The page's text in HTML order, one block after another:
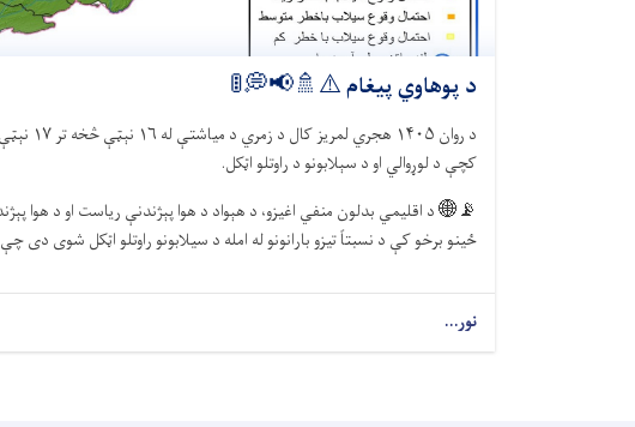
د پوهاوي پیغام ⚠️🚿📢💭🚦
د روان ۱۴۰۵ هجري لمریز کال د زمري د میاشتې له ۱۶ نېټې څخه تر ۱۷
کچې د لوړوالي او د سېلابونو د راوتلو اټکل.
📡🌐د اقلیمي بدلون منفي اغیزو، د هېواد د هوا پېژندنې ریاست او د هوا
ځينو برخو کې د نسبتاً تیزو بارانونو له امله د سيلابونو راوتلو اټکل شوی دی
نور...